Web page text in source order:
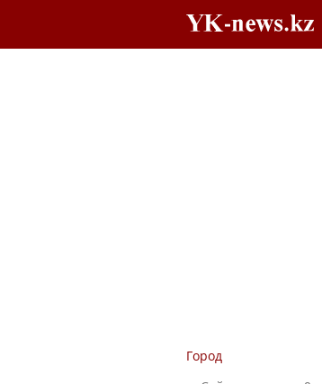
Город